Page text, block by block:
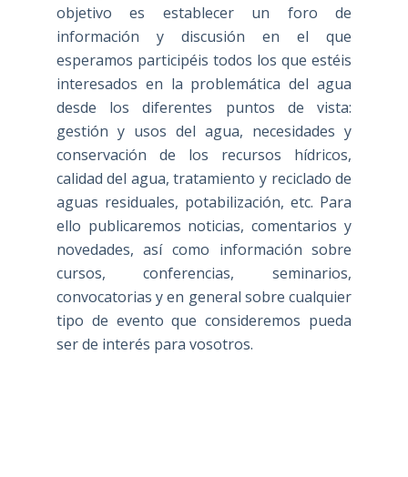
objetivo es establecer un foro de
información y discusión en el que
esperamos participéis todos los que estéis
interesados en la problemática del agua
desde los diferentes puntos de vista:
gestión y usos del agua, necesidades y
conservación de los recursos hídricos,
calidad del agua, tratamiento y reciclado de
aguas residuales, potabilización, etc. Para
ello publicaremos noticias, comentarios y
novedades, así como información sobre
cursos, conferencias, seminarios,
convocatorias y en general sobre cualquier
tipo de evento que consideremos pueda
ser de interés para vosotros.